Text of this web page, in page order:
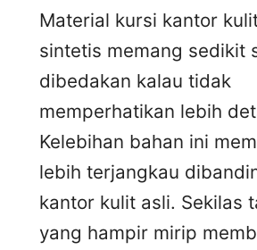
Material kursi kantor
sintetis memang sedikit
dibedakan kalau tidak
memperhatikan lebih
Kelebihan bahan ini
lebih terjangkau
kantor kulit asli. Sekilas
yang hampir mirip